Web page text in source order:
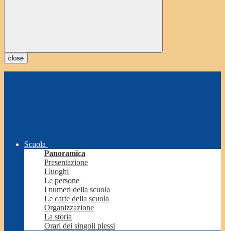
close
Scuola
Panoramica
Presentazione
I luoghi
Le persone
I numeri della scuola
Le carte della scuola
Organizzazione
La storia
Orari dei singoli plessi